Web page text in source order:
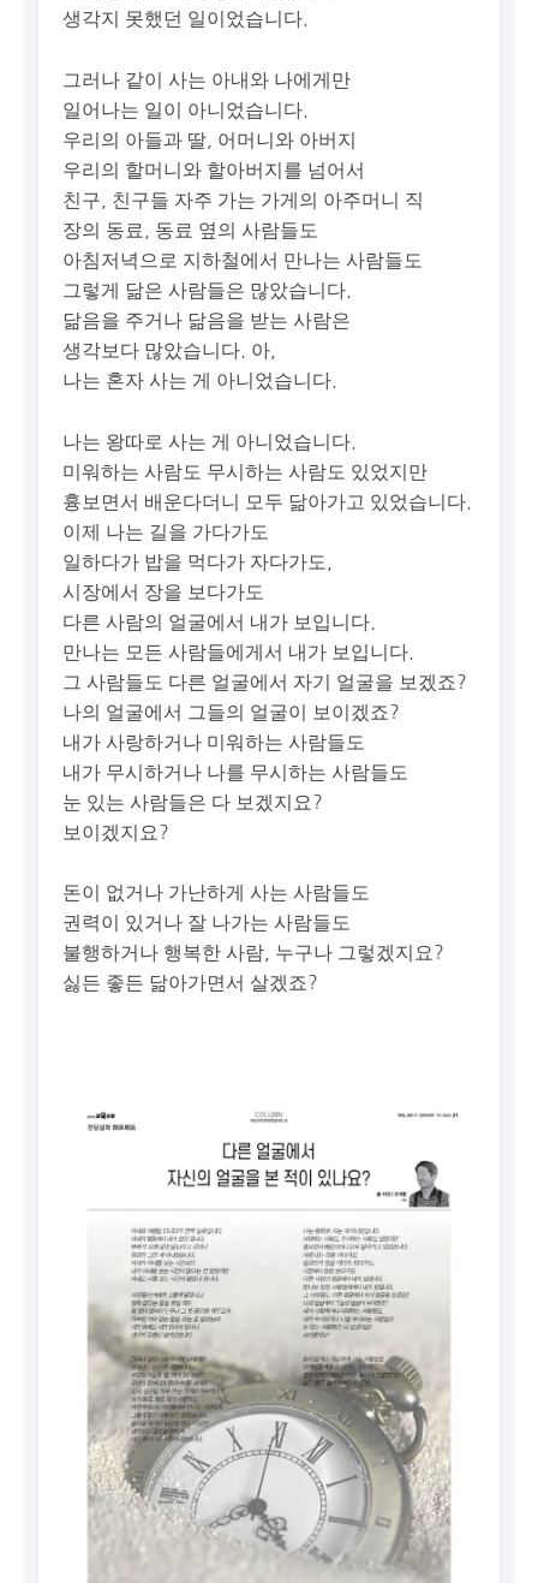
생각지 못했던 일이었습니다.
그러나 같이 사는 아내와 나에게만
일어나는 일이 아니었습니다.
우리의 아들과 딸, 어머니와 아버지
우리의 할머니와 할아버지를 넘어서
친구, 친구들 자주 가는 가게의 아주머니 직
장의 동료, 동료 옆의 사람들도
아침저녁으로 지하철에서 만나는 사람들도
그렇게 닮은 사람들은 많았습니다.
닮음을 주거나 닮음을 받는 사람은
생각보다 많았습니다. 아,
나는 혼자 사는 게 아니었습니다.
나는 왕따로 사는 게 아니었습니다.
미워하는 사람도 무시하는 사람도 있었지만
흉보면서 배운다더니 모두 닮아가고 있었습니다.
이제 나는 길을 가다가도
일하다가 밥을 먹다가 자다가도,
시장에서 장을 보다가도
다른 사람의 얼굴에서 내가 보입니다.
만나는 모든 사람들에게서 내가 보입니다.
그 사람들도 다른 얼굴에서 자기 얼굴을 보겠죠?
나의 얼굴에서 그들의 얼굴이 보이겠죠?
내가 사랑하거나 미워하는 사람들도
내가 무시하거나 나를 무시하는 사람들도
눈 있는 사람들은 다 보겠지요?
보이겠지요?
돈이 없거나 가난하게 사는 사람들도
권력이 있거나 잘 나가는 사람들도
불행하거나 행복한 사람, 누구나 그렇겠지요?
싫든 좋든 닮아가면서 살겠죠?